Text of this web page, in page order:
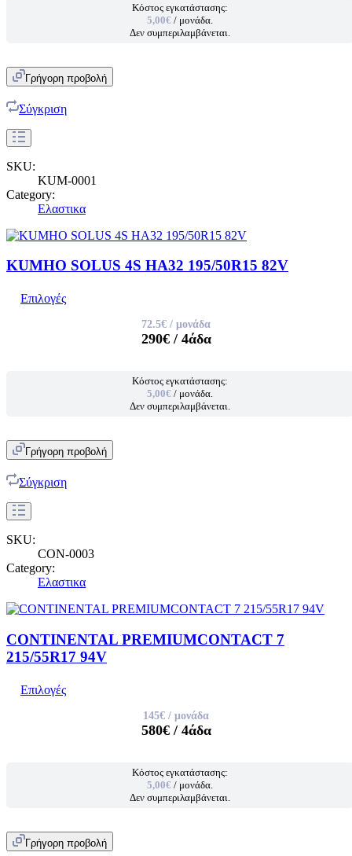
Κόστος εγκατάστασης:
5,00€ / μονάδα.
Δεν συμπεριλαμβάνεται.
Γρήγορη προβολή
Σύγκριση
SKU:
KUM-0001
Category:
Ελαστικα
KUMHO SOLUS 4S HA32 195/50R15 82V
Επιλογές
72.5€ / μονάδα
290€/ 4άδα
Κόστος εγκατάστασης:
5,00€ / μονάδα.
Δεν συμπεριλαμβάνεται.
Γρήγορη προβολή
Σύγκριση
SKU:
CON-0003
Category:
Ελαστικα
CONTINENTAL PREMIUMCONTACT 7
215/55R17 94V
Επιλογές
145€ / μονάδα
580€/ 4άδα
Κόστος εγκατάστασης:
5,00€ / μονάδα.
Δεν συμπεριλαμβάνεται.
Γρήγορη προβολή